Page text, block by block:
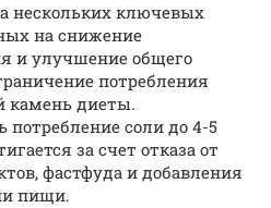
нескольких ключевых
на снижение
и улучшение общего
потребления
камень диеты.
потребление соли до 4-5
за счет отказа от
фастфуда и добавления
пищи.